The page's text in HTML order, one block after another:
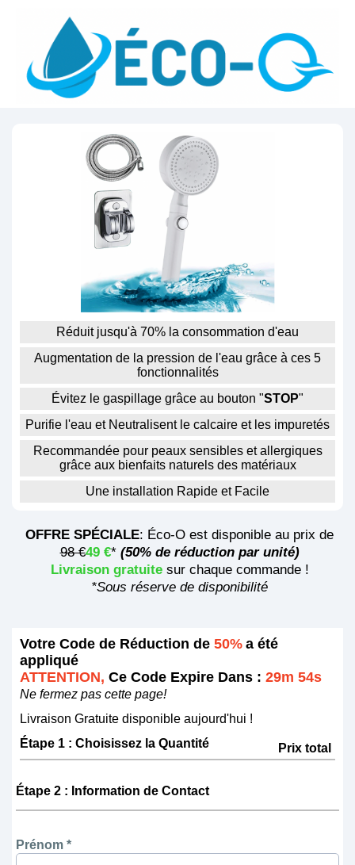
Réduit jusqu'à 70% la consommation d'eau
Augmentation de la pression de l'eau grâce à ces 5
fonctionnalités
Évitez le gaspillage grâce au bouton "STOP"
Purifie l'eau et Neutralisent le calcaire et les impuretés
Recommandée pour peaux sensibles et allergiques
grâce aux bienfaits naturels des matériaux
Une installation Rapide et Facile
OFFRE SPÉCIALE: Éco-O est disponible au prix de
98 €49 €* (50% de réduction par unité)
Livraison gratuitesur chaque commande !
*Sous réserve de disponibilité
Votre Code de Réduction de 50% a été
appliqué
ATTENTION, Ce Code Expire Dans : 29m 54s
Ne fermez pas cette page!
Livraison Gratuite disponible aujourd'hui !
Étape 1 : Choisissez la Quantité
Prix total
Étape 2 : Information de Contact
Prénom *